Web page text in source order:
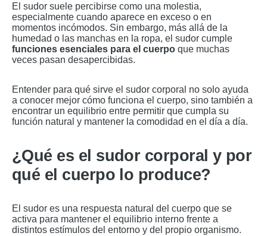
El sudor suele percibirse como una molestia,
especialmente cuando aparece en exceso o en
momentos incómodos. Sin embargo, más allá de la
humedad o las manchas en la ropa, el sudor cumple
funciones esenciales para el cuerpo que muchas
veces pasan desapercibidas.
Entender para qué sirve el sudor corporal no solo ayuda
a conocer mejor cómo funciona el cuerpo, sino también a
encontrar un equilibrio entre permitir que cumpla su
función natural y mantener la comodidad en el día a día.
¿Qué es el sudor corporal y por
qué el cuerpo lo produce?
El sudor es una respuesta natural del cuerpo que se
activa para mantener el equilibrio interno frente a
distintos estímulos del entorno y del propio organismo.